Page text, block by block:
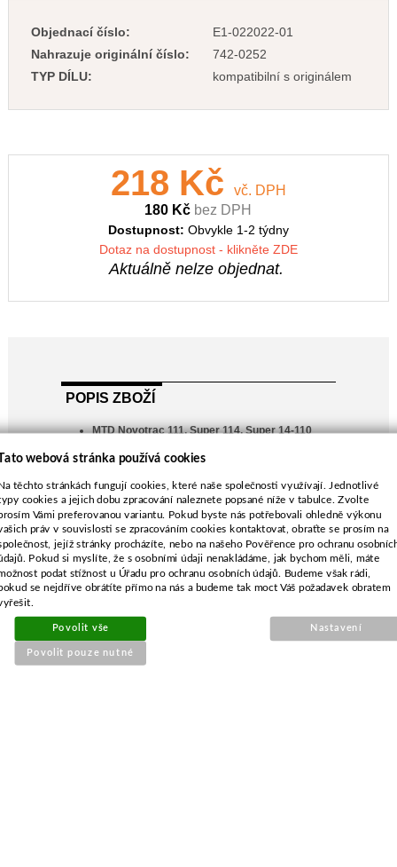
Objednací číslo:
E1-022022-01
Nahrazuje originální číslo:
742-0252
TYP DÍLU:
kompatibilní s originálem
218 Kč
vč. DPH
180 Kč bez DPH
Dostupnost: Obvykle 1-2 týdny
Dotaz na dostupnost - klikněte ZDE
Aktuálně nelze objednat.
POPIS ZBOŽÍ
MTD Novotrac 111, Super 114, Super 14-110
Greenbrier Mdl 704
Lawnflite Mdl 669-192
Lawnflite Mdl 704-132, Lawnflite Mdl 704-327
Lawnflite Mdl 714-132, Lawnflite Mdl 714-192,
Power Tech Mdl 714
Ranch King Mdl 669, Ranch King Mdl 704
délka-163 mm
webová stránka používá cookies
těchto stránkách fungují cookies, které naše společnosti využívají. Jednotlivé
cookies a jejich dobu zpracování naleznete popsané níže v tabulce. Zvolte
Vámi preferovanou variantu. Pokud byste nás potřebovali ohledně výkonu
práv v souvislosti se zpracováním cookies kontaktovat, obraťte se prosím na
jejíž stránky procházíte, nebo na našeho Pověřence pro ochranu
Pokud si myslíte, že s osobními údaji nenakládáme, jak bychom měli, máte
podat stížnost u Úřadu pro ochranu osobních údajů. Budeme však rádi,
se nejdříve obrátíte přímo na nás a budeme tak moct Váš požadavek obratem
Povolit vše
Povolit pouze nutné
Nastavení